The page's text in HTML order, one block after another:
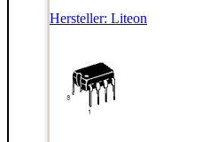
Hersteller: Liteon